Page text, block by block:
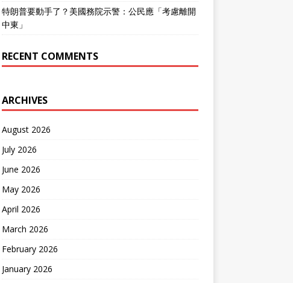
特朗普要動手了？美國務院示警：公民應「考慮離開
中東」
RECENT COMMENTS
ARCHIVES
August 2026
July 2026
June 2026
May 2026
April 2026
March 2026
February 2026
January 2026